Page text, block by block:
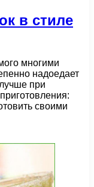
в стиле
многими
надоедает
при
своими